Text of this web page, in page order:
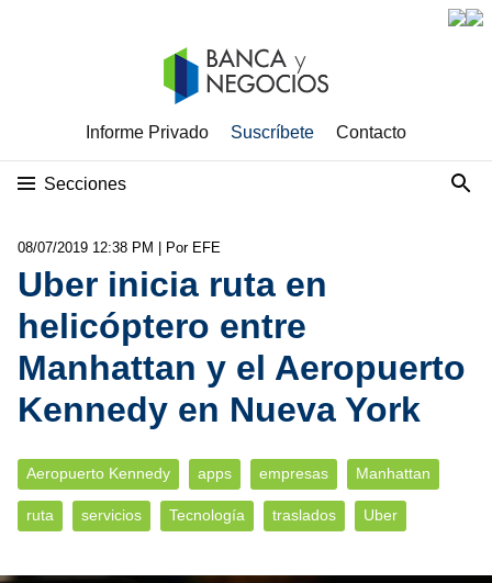
Informe Privado Suscríbete Contacto
Secciones
08/07/2019 12:38 PM | Por EFE
Uber inicia ruta en
helicóptero entre
Manhattan y el Aeropuerto
Kennedy en Nueva York
Aeropuerto Kennedy apps empresas Manhattan
ruta servicios Tecnología traslados Uber